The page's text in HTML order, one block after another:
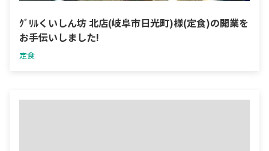
ｸﾞﾘﾙくいしん坊 北店(岐阜市日光町)様(定食)の開業を
お手伝いしました!
定食